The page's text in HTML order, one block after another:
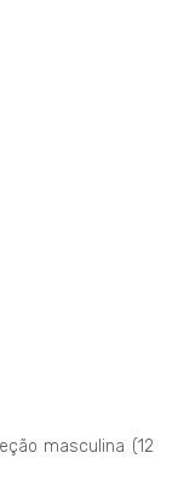
masculina (12